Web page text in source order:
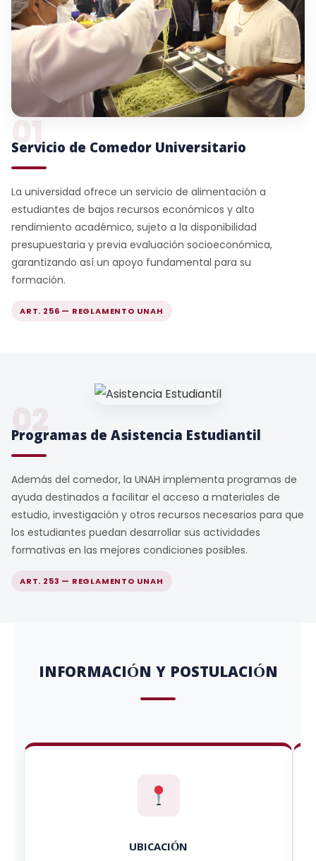
01
Servicio de Comedor Universitario
La universidad ofrece un servicio de alimentación a
estudiantes de bajos recursos económicos y alto
rendimiento académico, sujeto a la disponibilidad
presupuestaria y previa evaluación socioeconómica,
garantizando así un apoyo fundamental para su
formación.
ART. 256 — REGLAMENTO UNAH
02
Programas de Asistencia Estudiantil
Además del comedor, la UNAH implementa programas de
ayuda destinados a facilitar el acceso a materiales de
estudio, investigación y otros recursos necesarios para que
los estudiantes puedan desarrollar sus actividades
formativas en las mejores condiciones posibles.
ART. 253 — REGLAMENTO UNAH
INFORMACIÓN Y POSTULACIÓN
UBICACIÓN